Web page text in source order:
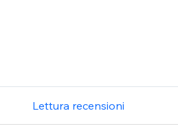
Lettura recensioni